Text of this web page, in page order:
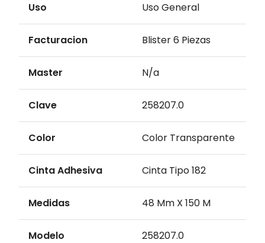
Uso Uso General
Facturacion Blister 6 Piezas
Master N/a
Clave 258207.0
Color Color Transparente
Cinta Adhesiva Cinta Tipo 182
Medidas 48 Mm X 150 M
Modelo 258207.0